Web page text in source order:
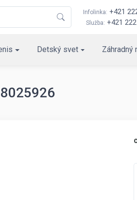
Infolinka: +421
Služba: +421
Detský svet Záhradný